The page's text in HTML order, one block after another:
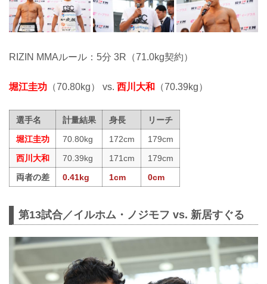
RIZIN MMAルール：5分 3R（71.0kg契約）
堀江圭功 （70.80kg） vs. 西川大和 （70.39kg）
選手名 計量結果 身長
リーチ
堀江圭功
70.80kg 172cm
179cm
西川大和
70.39kg 171cm
179cm
両者の差
0.41kg 1cm 0cm
第13試合／イルホム・ノジモフ vs. 新居すぐる